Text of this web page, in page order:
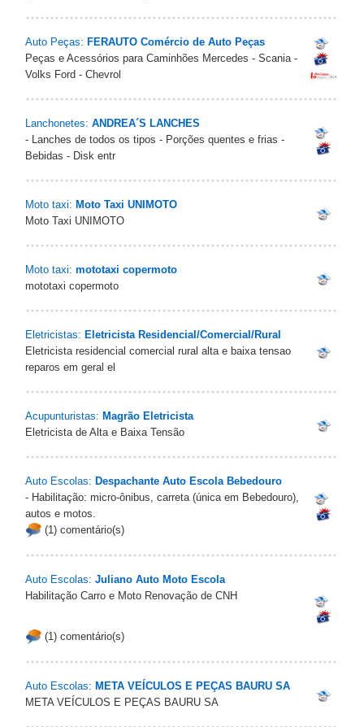
Auto Peças: FERAUTO Comércio de Auto Peças
Peças e Acessórios para Caminhões Mercedes - Scania -
Volks Ford - Chevrol
Lanchonetes: ANDREA´S LANCHES
- Lanches de todos os tipos - Porções quentes e frias -
Bebidas - Disk entr
Moto taxi: Moto Taxi UNIMOTO
Moto Taxi UNIMOTO
Moto taxi: mototaxi copermoto
mototaxi copermoto
Eletricistas: Eletricista Residencial/Comercial/Rural
Eletricista residencial comercial rural alta e baixa tensao
reparos em geral el
Acupunturistas: Magrão Eletricista
Eletricista de Alta e Baixa Tensão
Auto Escolas: Despachante Auto Escola Bebedouro
- Habilitação: micro-ônibus, carreta (única em Bebedouro),
autos e motos.
(1) comentário(s)
Auto Escolas: Juliano Auto Moto Escola
Habilitação Carro e Moto Renovação de CNH
(1) comentário(s)
Auto Escolas: META VEÍCULOS E PEÇAS BAURU SA
META VEÍCULOS E PEÇAS BAURU SA